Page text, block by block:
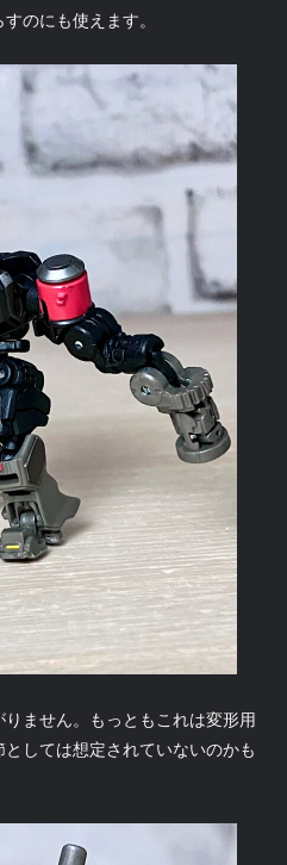
のにも使えます。
ません。もっともこれは変形用
しては想定されていないのかも